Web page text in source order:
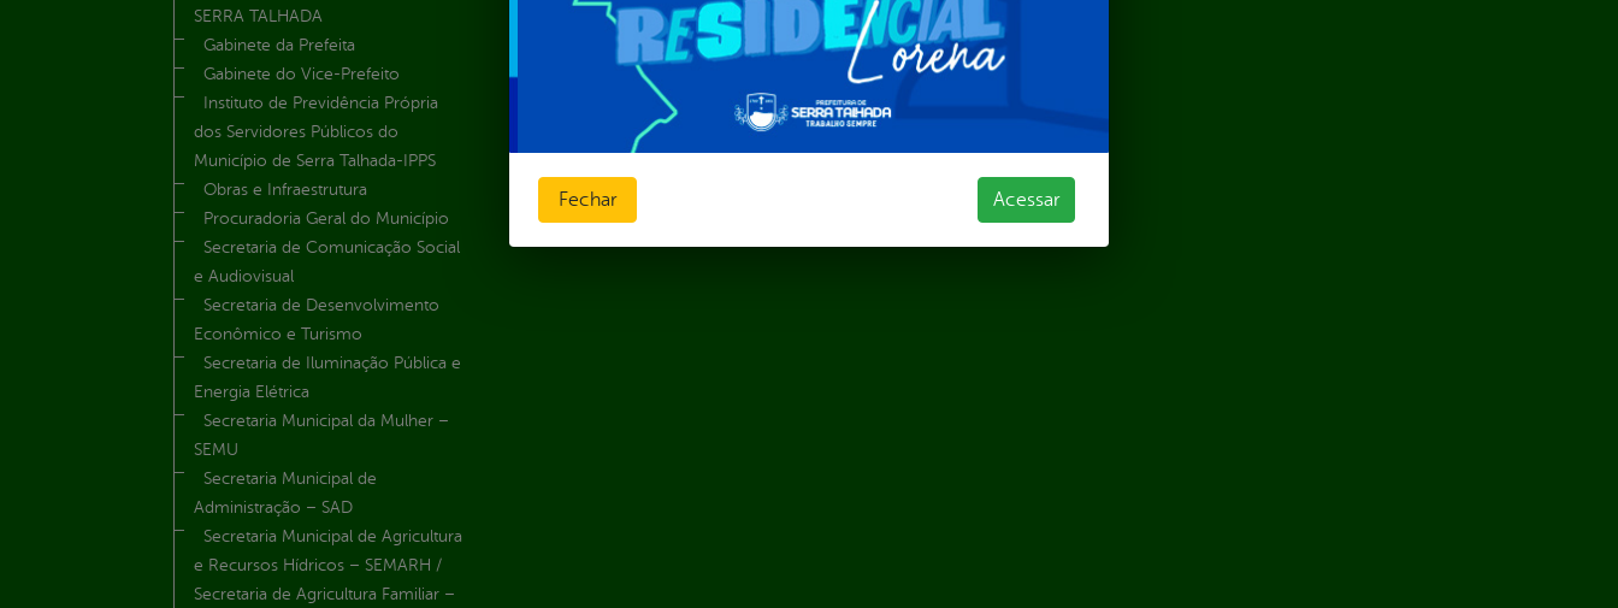
SERRA TALHADA
Gabinete da Prefeita
Gabinete do Vice-Prefeito
Instituto de Previdência Própria
dos Servidores Públicos do
Município de Serra Talhada-IPPS
Obras e Infraestrutura
Procuradoria Geral do Município
Secretaria de Comunicação Social
e Audiovisual
Secretaria de Desenvolvimento
Econômico e Turismo
Secretaria de Iluminação Pública e
Energia Elétrica
Secretaria Municipal da Mulher –
SEMU
Secretaria Municipal de
Administração – SAD
Secretaria Municipal de Agricultura
e Recursos Hídricos – SEMARH /
Secretaria de Agricultura Familiar –
Fechar Acessar